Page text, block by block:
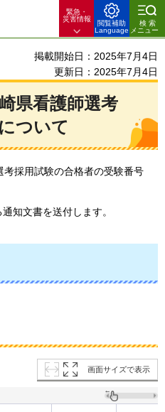
緊急・
災害情報
閲覧補助
Language
検索
メニュー
掲載開始日：2025年7月4日
更新日：2025年7月4日
県看護師選考
ついて
採用試験の合格者の受験番号
知文書を送付します。
画面サイズで表示